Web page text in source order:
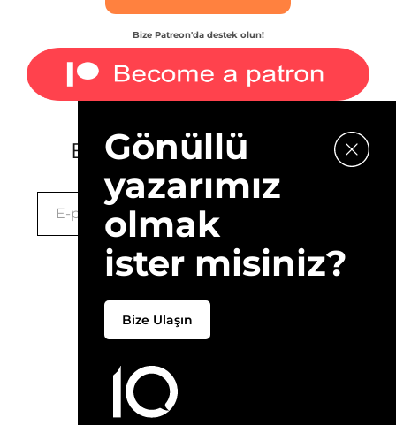
Bize Patreon'da destek olun!
E-bültenimize kaydolun.
Hakkımızda
Gönüllü
yazarımız
olmak
ister misiniz?
Bize Ulaşın